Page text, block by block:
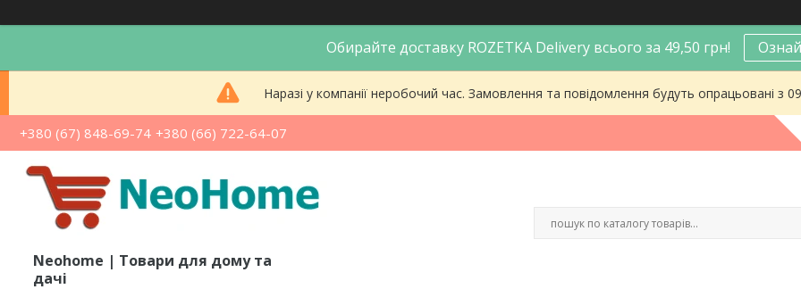
Обирайте доставку ROZETKA Delivery всього за 49,50 грн!
Наразі у компанії неробочий час. Замовлення та повідомлення будуть опрацьовані з
+380 (67) 848-69-74 +380 (66) 722-64-07
Neohome | Товари для дому та
дачі